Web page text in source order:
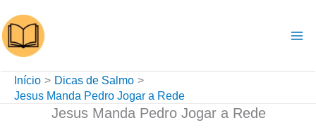
para
o
conteúdo
Início
Dicas de Salmo
Jesus Manda Pedro Jogar a Rede
Jesus Manda Pedro Jogar a Rede